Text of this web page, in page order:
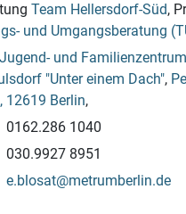
Team Hellersdorf-Süd,
und Umgangsberatung
und
"Unter einem Dach",
12619 Berlin,
0162.286 1040
030.9927 8951
e.blosat@metrumberlin.de